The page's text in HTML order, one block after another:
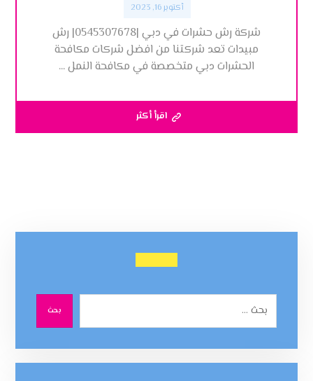
أكتوبر 16, 2023
شركة رش حشرات في دبي |0545307678| رش
مبيدات تعد شركتنا من افضل شركات مكافحة
الحشرات دبي متخصصة في مكافحة النمل ...
اقرأ أكثر
بحث